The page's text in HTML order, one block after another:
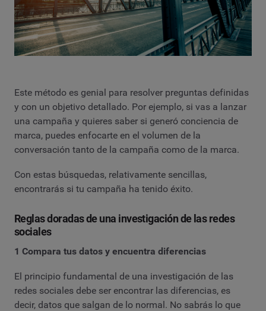
Este método es genial para resolver preguntas definidas
y con un objetivo detallado. Por ejemplo, si vas a lanzar
una campaña y quieres saber si generó conciencia de
marca, puedes enfocarte en el volumen de la
conversación tanto de la campaña como de la marca.
Con estas búsquedas, relativamente sencillas,
encontrarás si tu campaña ha tenido éxito.
Reglas doradas de una investigación de las redes
sociales
1 Compara tus datos y encuentra diferencias
El principio fundamental de una investigación de las
redes sociales debe ser encontrar las diferencias, es
decir, datos que salgan de lo normal. No sabrás lo que